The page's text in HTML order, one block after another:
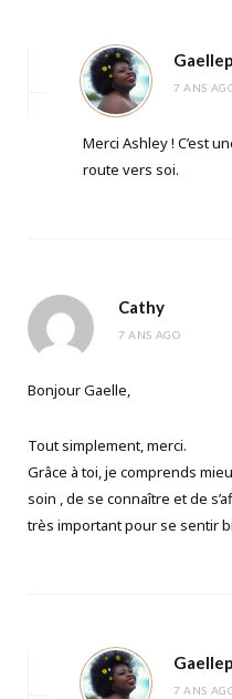
7 ANS
Merci Ashley ! C’est
route vers soi.
Cathy
7 ANS AGO
Bonjour Gaelle,
Tout simplement, merci.
Grâce à toi, je comprends
soin , de se connaître et de
très important pour se sentir
7 ANS